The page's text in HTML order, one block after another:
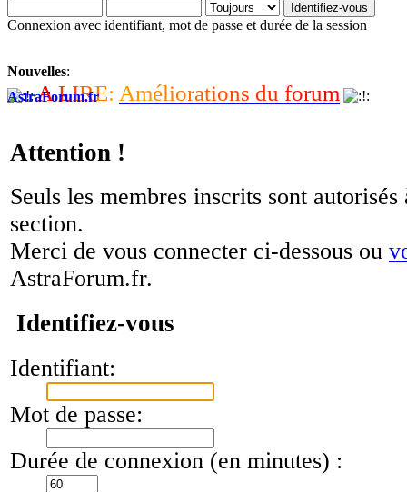
Connexion avec identifiant, mot de passe et durée de la session
Nouvelles:
A LIRE: Améliorations du forum
AstraForum.fr
Attention !
Seuls les membres inscrits sont autorisés
section.
Merci de vous connecter ci-dessous ou
AstraForum.fr.
Identifiez-vous
Identifiant:
Mot de passe:
Durée de connexion (en minutes) :